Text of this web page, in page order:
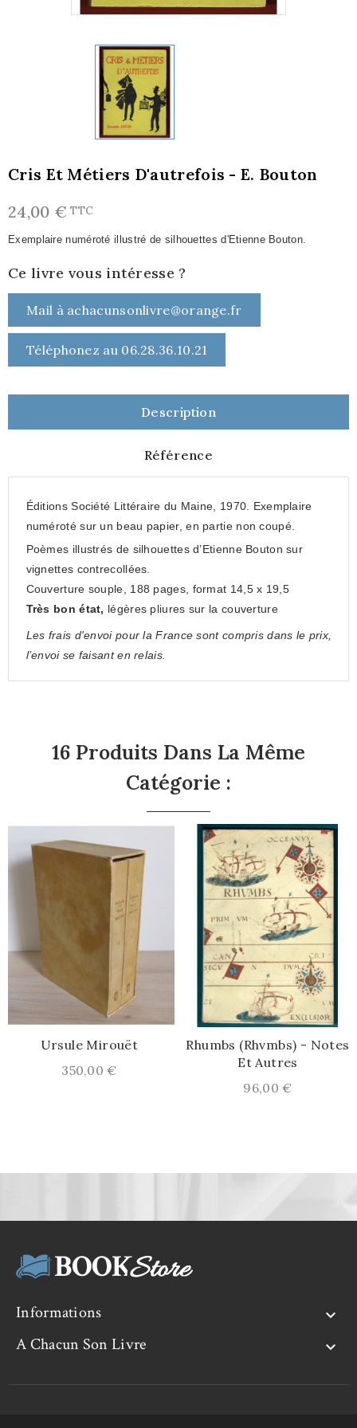
Cris Et Métiers D'autrefois - E. Bouton
24,00 € TTC
Exemplaire numéroté illustré de silhouettes d'Etienne Bouton.
Ce livre vous intéresse ?
Mail à achacunsonlivre@orange.fr
Téléphonez au 06.28.36.10.21
Description
Référence
Éditions Société Littéraire du Maine, 1970. Exemplaire
numéroté sur un beau papier, en partie non coupé.
Poèmes illustrés de silhouettes d’Etienne Bouton sur
vignettes contrecollées.
Couverture souple, 188 pages, format 14,5 x 19,5
Très bon état, légères pliures sur la couverture
Les frais d'envoi pour la France sont compris dans le prix,
l’envoi se faisant en relais.
16 Produits Dans La Même
Catégorie :
Ursule Mirouët
Prix
350,00 €
Rhumbs (Rhvmbs) - Notes
Et Autres
Prix
96,00 €
Informations 
A Chacun Son Livre 